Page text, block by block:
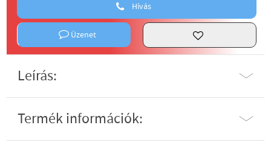
Hívás
Üzenet
Leírás:
Termék információk: